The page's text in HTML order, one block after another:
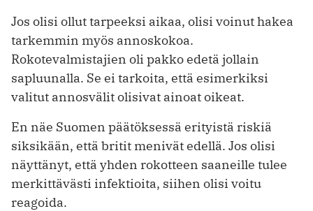
Jos olisi ollut tarpeeksi aikaa, olisi voinut hakea
tarkemmin myös annoskokoa.
Rokotevalmistajien oli pakko edetä jollain
sapluunalla. Se ei tarkoita, että esimerkiksi
valitut annosvälit olisivat ainoat oikeat.
En näe Suomen päätöksessä erityistä riskiä
siksikään, että britit menivät edellä. Jos olisi
näyttänyt, että yhden rokotteen saaneille tulee
merkittävästi infektioita, siihen olisi voitu
reagoida.